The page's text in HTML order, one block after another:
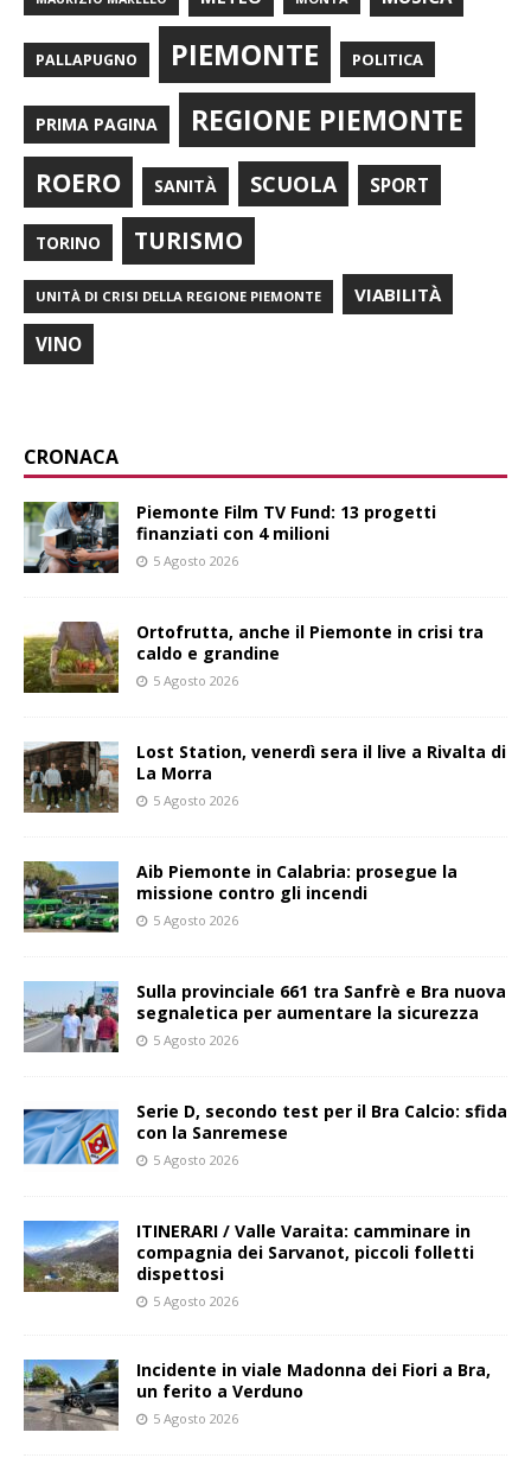
PALLAPUGNO PIEMONTE POLITICA
PRIMA PAGINA REGIONE PIEMONTE
ROERO SANITÀ SCUOLA SPORT
TORINO TURISMO
UNITÀ DI CRISI DELLA REGIONE PIEMONTE VIABILITÀ
VINO
CRONACA
Piemonte Film TV Fund: 13 progetti
finanziati con 4 milioni
5 Agosto 2026
Ortofrutta, anche il Piemonte in crisi tra
caldo e grandine
5 Agosto 2026
Lost Station, venerdì sera il live a Rivalta di
La Morra
5 Agosto 2026
Aib Piemonte in Calabria: prosegue la
missione contro gli incendi
5 Agosto 2026
Sulla provinciale 661 tra Sanfrè e Bra nuova
segnaletica per aumentare la sicurezza
5 Agosto 2026
Serie D, secondo test per il Bra Calcio: sfida
con la Sanremese
5 Agosto 2026
ITINERARI / Valle Varaita: camminare in
compagnia dei Sarvanot, piccoli folletti
dispettosi
5 Agosto 2026
Incidente in viale Madonna dei Fiori a Bra,
un ferito a Verduno
5 Agosto 2026